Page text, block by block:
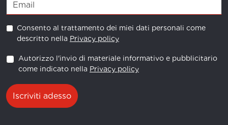
Consento al trattamento dei miei dati personali come
descritto nella Privacy policy
Autorizzo l'invio di materiale informativo e pubblicitario
come indicato nella Privacy policy
Iscriviti adesso